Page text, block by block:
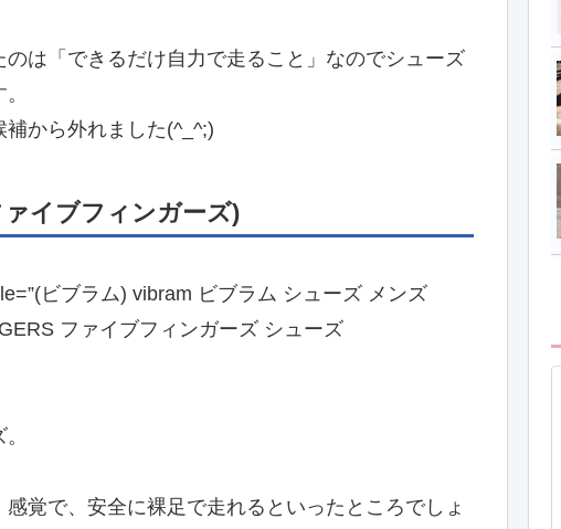
は「できるだけ自力で走ること」なのでシューズ
から外れました(^_^;)
イブフィンガーズ)
ビブラム) vibram ビブラム シューズ メンズ
ファイブフィンガーズ シューズ
覚で、安全に裸足で走れるといったところでしょ